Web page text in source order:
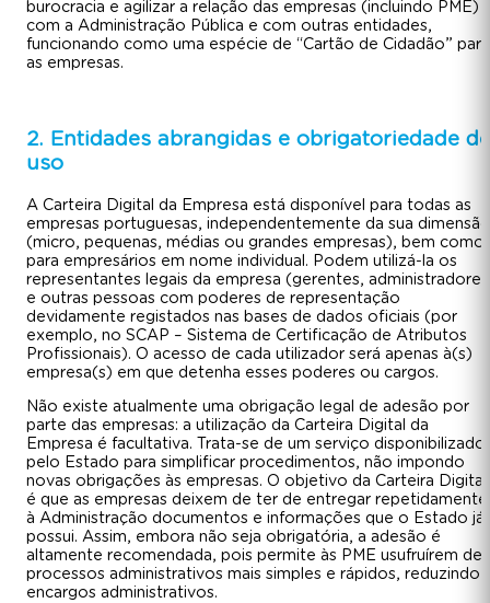
burocracia e agilizar a relação das empresas (incluindo PME)
com a Administração Pública e com outras entidades,
funcionando como uma espécie de “Cartão de Cidadão” para
as empresas.
2. Entidades abrangidas e obrigatoriedade de
uso
A Carteira Digital da Empresa está disponível para todas as
empresas portuguesas, independentemente da sua dimensão
(micro, pequenas, médias ou grandes empresas), bem como
para empresários em nome individual. Podem utilizá-la os
representantes legais da empresa (gerentes,
e outras pessoas com poderes de representação
devidamente registados nas bases de dados oficiais (por
exemplo, no SCAP – Sistema de Certificação de Atributos
Profissionais). O acesso de cada utilizador será apenas à(s)
empresa(s) em que detenha esses poderes ou cargos.
Não existe atualmente uma obrigação legal de adesão por
parte das empresas: a utilização da Carteira Digital da
Empresa é facultativa. Trata-se de um serviço disponibilizado
pelo Estado para simplificar procedimentos, não impondo
novas obrigações às empresas. O objetivo da Carteira Digital
é que as empresas deixem de ter de entregar repetidamente
à Administração documentos e informações que o Estado já
possui. Assim, embora não seja obrigatória, a adesão é
altamente recomendada, pois permite às PME usufruírem de
processos administrativos mais simples e rápidos, reduzindo
encargos administrativos.